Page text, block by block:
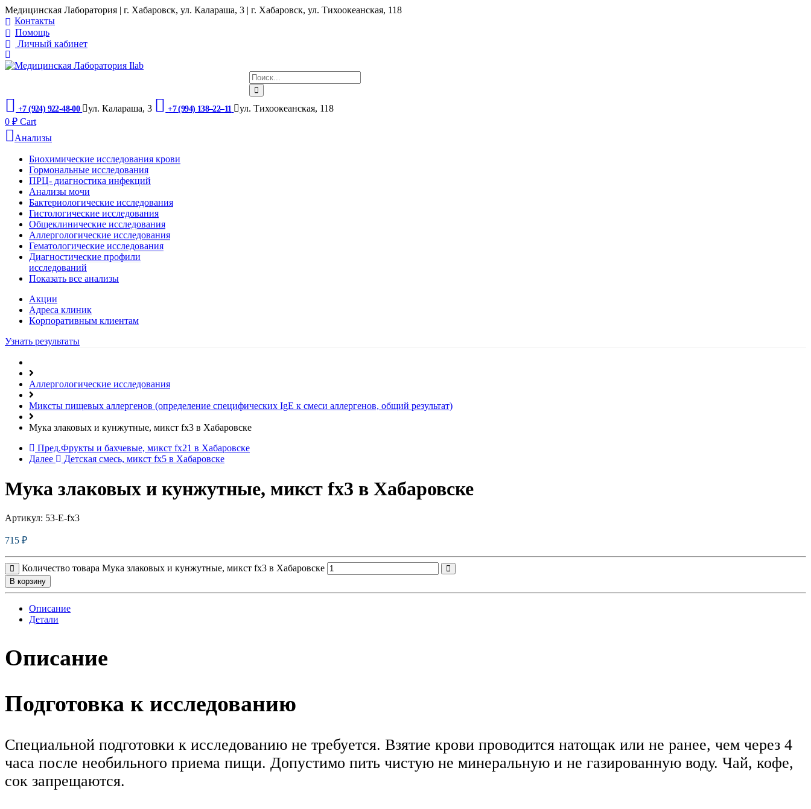
Медицинская Лаборатория | г. Хабаровск, ул. Калараша, 3 | г. Хабаровск, ул. ​Тихоокеанская, 118
Контакты
Помощь
Личный кабинет
+7 (924) 922-48-00 ул. ​Калараша, 3 +7 (994) 138‒22‒11
ул. ​Тихоокеанская, 118
0 ₽ Cart
Анализы
Биохимические исследования крови
Гормональные исследования
ПРЦ- диагностика инфекций
Анализы мочи
Бактериологические исследования
Гистологические исследования
Общеклинические исследования
Аллергологические исследования
Гематологические исследования
Диагностические профили
исследований
Показать все анализы
Акции
Адреса клиник
Кoрпоративным клиентам
Узнать результаты
Аллергологические исследования
Миксты пищевых аллергенов (определение специфических IgE к смеси аллергенов, общий результат)
Мука злаковых и кунжутные, микст fx3 в Хабаровске
Пред.Фрукты и бахчевые, микст fx21 в Хабаровске
Далее
Детская смесь, микст fx5 в Хабаровске
Мука злаковых и кунжутные, микст fx3 в Хабаровске
Артикул: 53-E-fx3
715 ₽
Количество товара Мука злаковых и кунжутные, микст fx3 в Хабаровске
В корзину
Описание
Детали
Описание
Подготовка к исследованию
Специальной подготовки к исследованию не требуется. Взятие крови проводится натощак или не ранее, чем через 4
часа после необильного приема пищи. Допустимо пить чистую не минеральную и не газированную воду. Чай, кофе,
сок запрещаются.